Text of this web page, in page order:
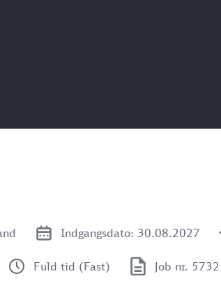
Indgangsdato: 30.08.2027
Fuld tid (Fast) Job nr.